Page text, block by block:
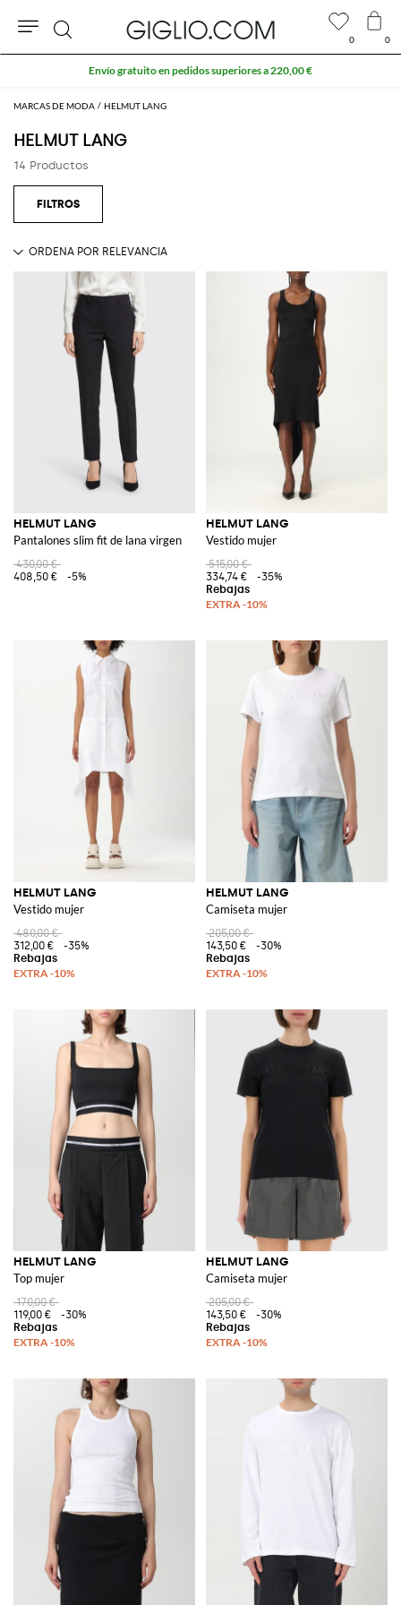
MARCAS DE MODA HELMUT LANG
HELMUT LANG
14 Productos
HELMUT LANG
Pantalones slim fit de lana virgen
430,00 €
408,50 €
-5%
HELMUT LANG
Vestido mujer
515,00 €
334,74 €
-35%
HELMUT LANG
Vestido mujer
480,00 €
312,00 €
-35%
HELMUT LANG
Camiseta mujer
205,00 €
143,50 €
-30%
HELMUT LANG
Top mujer
170,00 €
119,00 €
-30%
HELMUT LANG
Camiseta mujer
205,00 €
143,50 €
-30%
0 0
Buscar
Envío gratuito en pedidos superiores a 220,00 €